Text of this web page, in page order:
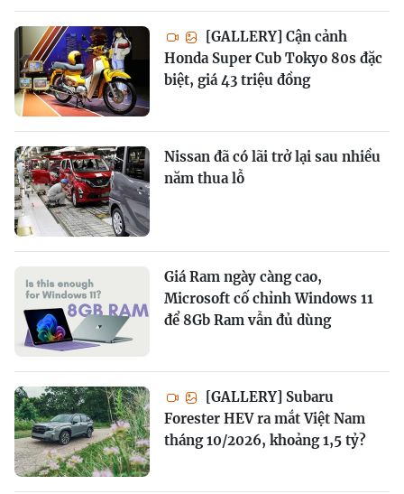
[GALLERY] Cận cảnh
Honda Super Cub Tokyo 80s đặc
biệt, giá 43 triệu đồng
Nissan đã có lãi trở lại sau nhiều
năm thua lỗ
Giá Ram ngày càng cao,
Microsoft cố chỉnh Windows 11
để 8Gb Ram vẫn đủ dùng
[GALLERY] Subaru
Forester HEV ra mắt Việt Nam
tháng 10/2026, khoảng 1,5 tỷ?